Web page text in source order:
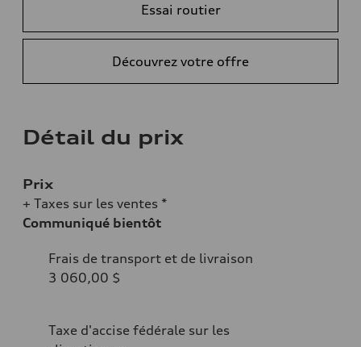
Essai routier
Découvrez votre offre
Détail du prix
Prix
+ Taxes sur les ventes *
Communiqué bientôt
Frais de transport et de livraison
3 060,00 $
Taxe d'accise fédérale sur les